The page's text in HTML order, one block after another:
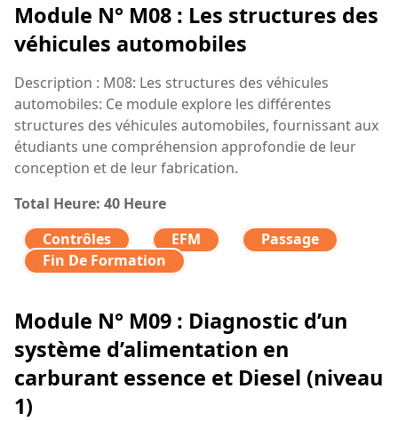
Module N° M08 : Les structures des
véhicules automobiles
Description : M08: Les structures des véhicules
automobiles: Ce module explore les différentes
structures des véhicules automobiles, fournissant aux
étudiants une compréhension approfondie de leur
conception et de leur fabrication.
Total Heure: 40 Heure
Contrôles
EFM
Passage
Fin De Formation
Module N° M09 : Diagnostic d’un
système d’alimentation en
carburant essence et Diesel (niveau
1)